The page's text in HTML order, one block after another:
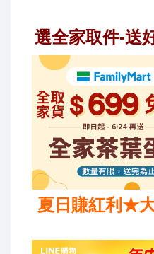
選全家取件-送
夏日賺紅利★